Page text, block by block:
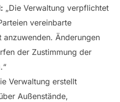
„Die Verwaltung verpflichtet
vereinbarte
Änderungen
der Zustimmung der
Verwaltung erstellt
Außenstände,